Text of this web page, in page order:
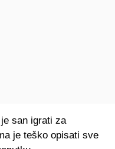
san igrati za
je teško opisati sve